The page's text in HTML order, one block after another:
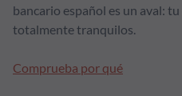
bancario español es un aval:
totalmente tranquilos.
Comprueba por qué